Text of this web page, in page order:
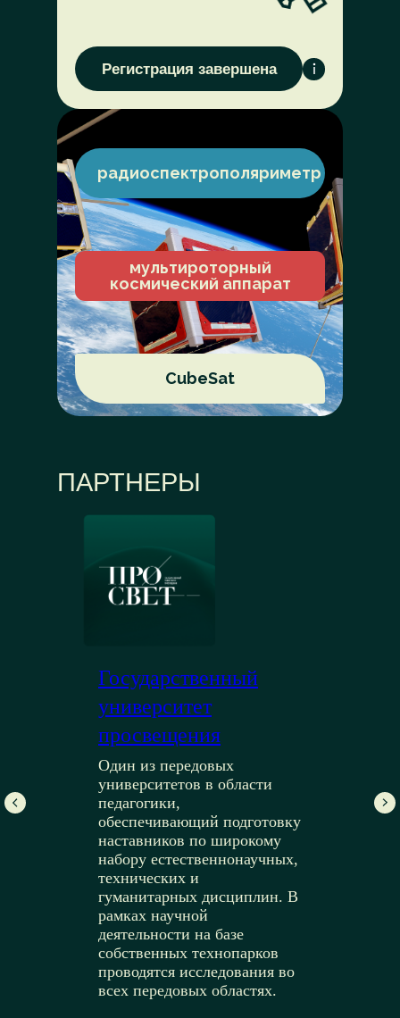
Регистрация завершена
радиоспектрополяриметр
мультироторный
космический аппарат
CubeSat
ПАРТНЕРЫ
Государственный
университет
просвещения
Один из передовых
университетов в области
педагогики,
обеспечивающий подготовку
наставников по широкому
набору естественнонаучных,
технических и
гуманитарных дисциплин. В
рамках научной
деятельности на базе
собственных технопарков
проводятся исследования во
всех передовых областях.